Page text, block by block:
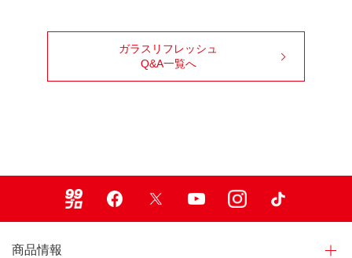
ガラスリフレッシュ
Q&A一覧へ
商品情報